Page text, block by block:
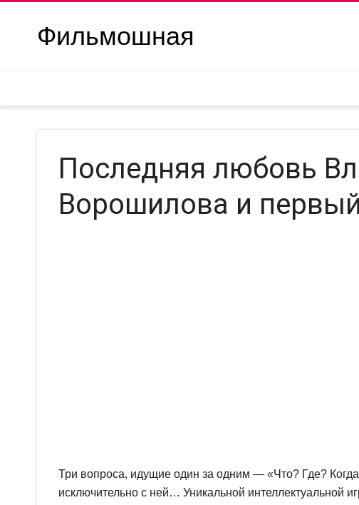
Фильмошная
Последняя любовь
Ворошилова и
Три вопроса, идущие один за одним — «Что? Где?
исключительно с ней… Уникальной интеллектуальной